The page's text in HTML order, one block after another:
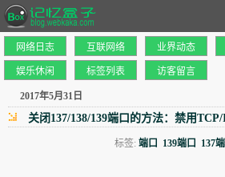
网络日志 互联网络 业界动态
娱乐休闲 标签列表 访客留言
2017年5月31日
关闭137/138/139端口的方法：禁用
标签:端口 139端口 137